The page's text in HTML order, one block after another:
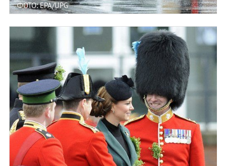
ФОТО: EPA/UPG